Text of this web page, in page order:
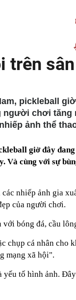
trên sân
pickleball
người chơi
ảnh thể
giờ đây
Và cùng với sự
nhiếp ảnh gia
của người chơi.
với bóng đá, cầu
chụp cá nhân
mạng xã hội".
tố hình ảnh.